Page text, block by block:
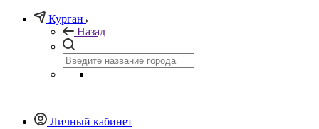
Курган
Назад
Личный кабинет